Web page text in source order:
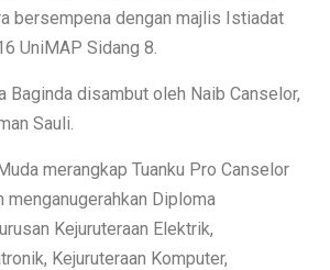
bersempena dengan majlis Istiadat
UniMAP Sidang 8.
Baginda disambut oleh Naib Canselor,
Sauli.
merangkap Tuanku Pro Canselor
Diploma
Kejuruteraan Elektrik,
Kejuruteraan Komputer,